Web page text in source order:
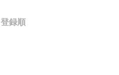
登録順